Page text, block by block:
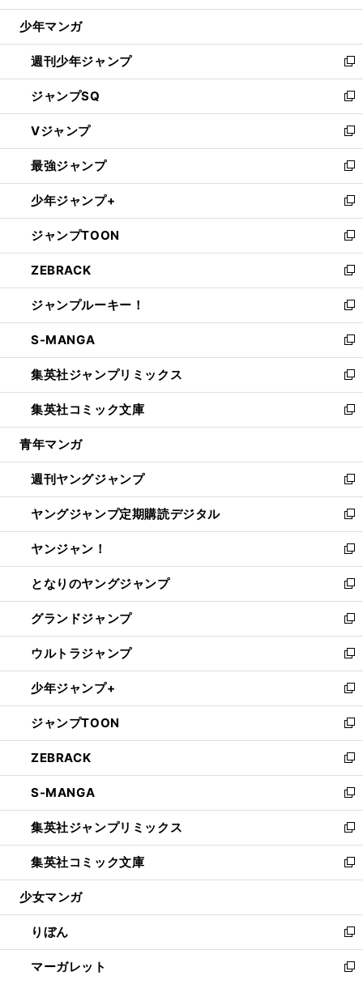
ウ
開
く
少年マンガ
週刊少年ジャンプ
新
し
い
ウ
ィ
ン
ド
ウ
で
開
く
ジャンプSQ
新
し
い
ウ
ィ
ン
ド
ウ
で
開
く
Vジャンプ
新
し
い
ウ
ィ
ン
ド
ウ
で
開
く
最強ジャンプ
新
し
い
ウ
ィ
ン
ド
ウ
で
開
く
少年ジャンプ+
新
し
い
ウ
ィ
ン
ド
ウ
で
開
く
ジャンプTOON
新
し
い
ウ
ィ
ン
ド
ウ
で
開
く
ZEBRACK
新
し
い
ウ
ィ
ン
ド
ウ
で
開
ジャンプルーキー！
新
し
い
ウ
ィ
ン
ド
ウ
開
く
S-MANGA
新
し
い
ウ
ィ
ン
ウ
で
開
く
集英社ジャンプリミックス
新
し
い
ウ
ン
ド
ウ
で
開
く
集英社コミック文庫
新
し
ウ
ィ
ン
ド
ウ
で
開
く
青年マンガ
週刊ヤングジャンプ
新
し
い
ウ
ィ
ン
ド
ウ
で
開
く
ヤングジャンプ定期購読デジタル
新
し
い
ウ
ィ
ン
ド
ウ
で
開
く
ヤンジャン！
新
し
い
ウ
ィ
ン
ド
ウ
で
開
く
となりのヤングジャンプ
新
し
い
ウ
ィ
ン
ド
ウ
で
開
く
グランドジャンプ
新
し
い
ウ
ィ
ン
ド
ウ
で
開
く
ウルトラジャンプ
新
し
い
ウ
ィ
ン
ド
ウ
で
開
く
少年ジャンプ+
新
し
い
ウ
ィ
ン
ド
ウ
で
開
く
ジャンプTOON
新
し
い
ウ
ィ
ン
ド
ウ
で
開
ZEBRACK
新
し
い
ウ
ィ
ン
ド
ウ
開
く
S-MANGA
新
し
い
ウ
ィ
ン
ウ
で
開
く
集英社ジャンプリミックス
新
し
い
ウ
ン
ド
ウ
で
集英社コミック文庫
新
し
ウ
ィ
ン
ド
少女マンガ
りぼん
新
し
い
マーガレット
新